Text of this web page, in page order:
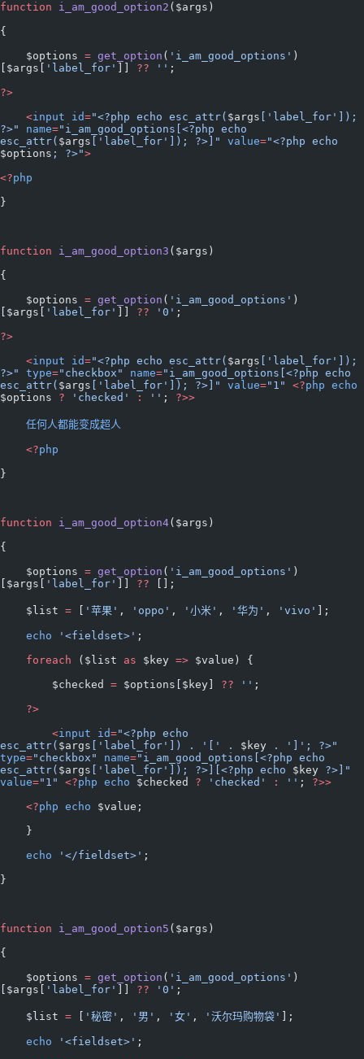
function i_am_good_option2 ($args)
{
    $options
= get_option ( 'i_am_good_options' )
[$args[
'label_for' ?? '' ;
?>
    <
input id="<?php echo esc_attr( $args ['label_for']);
?>"
name="i_am_good_options[<?php echo
esc_attr( $args ['label_for']); ?>]" value=
$options ; ?>">
<?php
}
function i_am_good_option3 ($args)
{
    $options
= get_option ( 'i_am_good_options' )
[$args[
'label_for' ?? '0' ;
?>
    <
input id="<?php echo esc_attr( $args ['label_for']);
?>"
type="checkbox" name="i_am_good_options[<?php echo
esc_attr( $args ['label_for']); ?>]" value="1" <?php echo
$options ? 'checked' : '' ; ?>>
    任何人都能变成超人
    <?
php
}
function i_am_good_option4($args)
{
    $options
= get_option ( 'i_am_good_options' )
[$args[
'label_for' ?? [];
    $list
= '苹果' , 'oppo' , '小米' , '华为' , 'vivo' ];
    echo
'<fieldset>' ;
    foreach
($list as $key => $value) {
        $checked
= $options[$key] ?? '' ;
    ?>
        <
input id="<?php echo
esc_attr( $args ['label_for']) . '[' . $key . ']'; ?>"
type="checkbox" name="i_am_good_options[<?php echo
esc_attr( $args ['label_for']); ?>][<?php echo $key ?>]"
value="1" <?php echo $checked ? 'checked' : '' ; ?>>
    <?
php echo $value;
    }
    echo
'</fieldset>' ;
}
function i_am_good_option5 ($args)
{
    $options
= get_option ( 'i_am_good_options' )
[$args[
'label_for' ?? '0' ;
    $list
= '秘密' , '男' , '女' , '沃尔玛购物袋' ];
    echo
'<fieldset>' ;